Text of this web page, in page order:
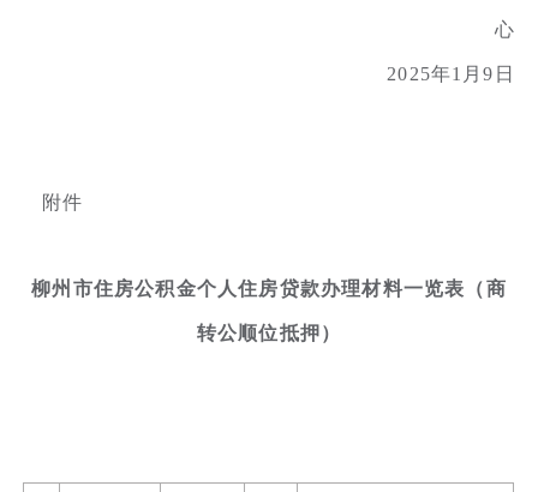
心
2025年1月9日
附件
柳州市住房公积金个人住房贷款办理材料一览表（商
转公顺位抵押）